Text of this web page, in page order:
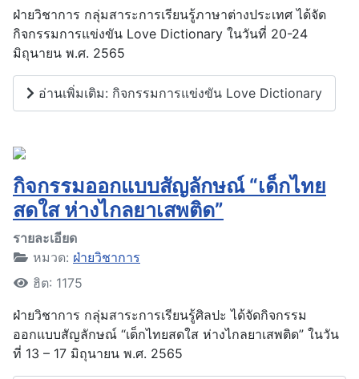
ฝ่ายวิชาการ กลุ่มสาระการเรียนรู้ภาษาต่างประเทศ ได้จัด
กิจกรรมการแข่งขัน Love Dictionary ในวันที่ 20-24
มิถุนายน พ.ศ. 2565
อ่านเพิ่มเติม: กิจกรรมการแข่งขัน Love Dictionary
กิจกรรมออกแบบสัญลักษณ์ “เด็กไทย
สดใส ห่างไกลยาเสพติด”
รายละเอียด
หมวด: ฝ่ายวิชาการ
ฮิต: 1175
ฝ่ายวิชาการ กลุ่มสาระการเรียนรู้ศิลปะ ได้จัดกิจกรรม
ออกแบบสัญลักษณ์ “เด็กไทยสดใส ห่างไกลยาเสพติด” ในวัน
ที่ 13 – 17 มิถุนายน พ.ศ. 2565